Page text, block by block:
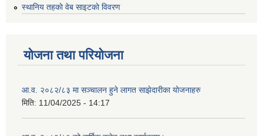
स्थानिय तहकाे वेब साइटकाे विवरण
योजना तथा परियोजना
आ.व. २०८२/८३ मा सञ्चालन हुने लागत साझेदारीका योजनाहरु
मिति: 11/04/2025 - 14:17